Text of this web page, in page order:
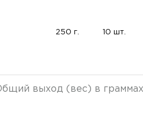
250 г. 10 шт.
выход (вес) в